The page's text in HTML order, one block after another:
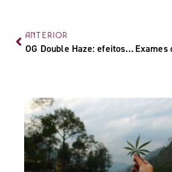
ANTERIOR
OG Double Haze: efeitos, características e cultivo da strain